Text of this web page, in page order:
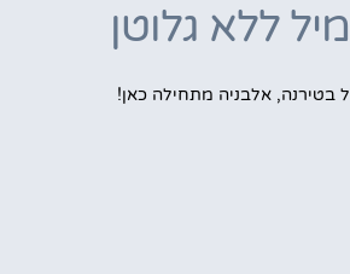
ללא גלוטן
בטירנה, אלבניה מתחילה כאן!